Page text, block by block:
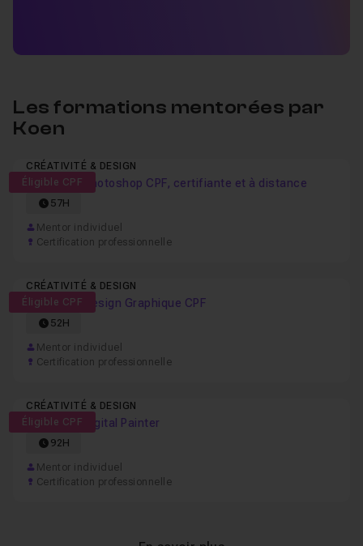
Les formations mentorées par
Koen
Éligible CPF
CRÉATIVITÉ & DESIGN
Formation Photoshop CPF, certifiante et à distance
57H
Mentor individuel
Certification professionnelle
Éligible CPF
CRÉATIVITÉ & DESIGN
Formation Design Graphique CPF
52H
Mentor individuel
Certification professionnelle
Éligible CPF
CRÉATIVITÉ & DESIGN
Formation Digital Painter
92H
Mentor individuel
Certification professionnelle